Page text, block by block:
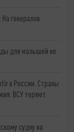
генералов
для малышей не
в России. Страны
ВСУ теряют
судну на